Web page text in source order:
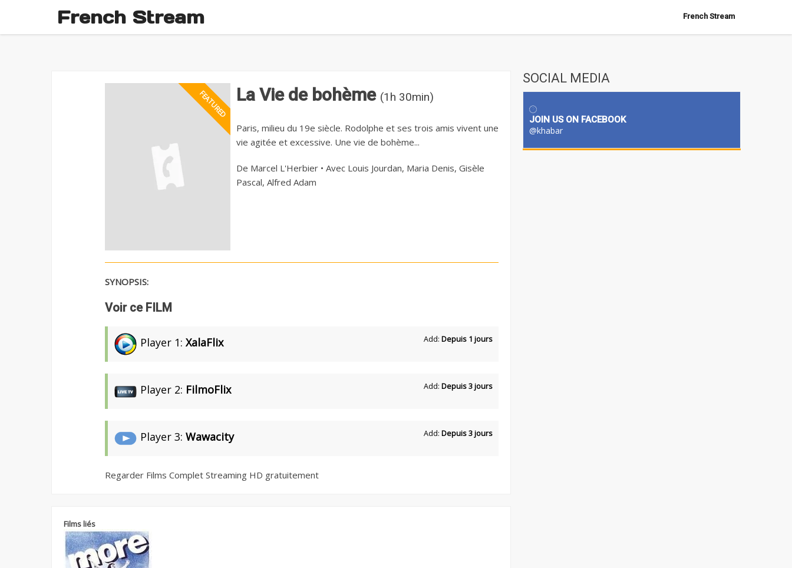
French Stream French Stream
La Vie de bohème (1h 30min)
Paris, milieu du 19e siècle. Rodolphe et ses trois amis vivent une
vie agitée et excessive. Une vie de bohème...
De Marcel L'Herbier • Avec Louis Jourdan, Maria Denis, Gisèle
Pascal, Alfred Adam
SYNOPSIS:
Voir ce FILM
Player 1: XalaFlix Add: Depuis 1 jours
Player 2: FilmoFlix Add: Depuis 3 jours
Player 3: Wawacity Add: Depuis 3 jours
Regarder Films Complet Streaming HD gratuitement
Films liés
SOCIAL MEDIA
JOIN US ON FACEBOOK
@khabar